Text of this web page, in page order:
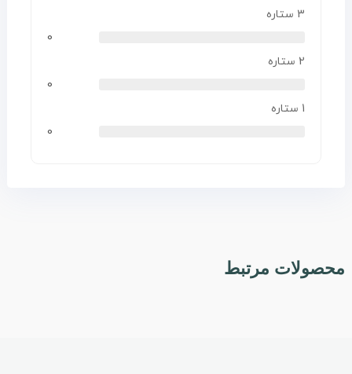
3 ستاره
0
2 ستاره
0
1 ستاره
0
محصولات مرتبط